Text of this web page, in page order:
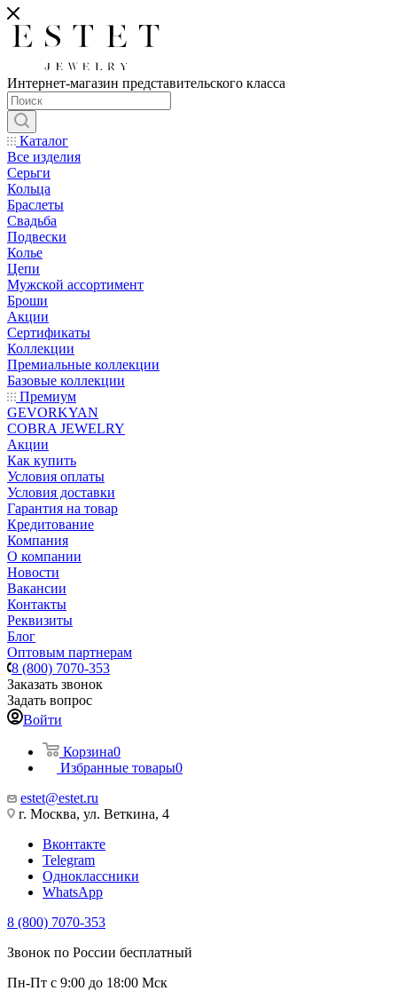
Интернет-магазин представительского класса
Каталог
Все изделия
Серьги
Кольца
Браслеты
Свадьба
Подвески
Колье
Цепи
Мужской ассортимент
Броши
Акции
Сертификаты
Коллекции
Премиальные коллекции
Базовые коллекции
Премиум
GEVORKYAN
COBRA JEWELRY
Акции
Как купить
Условия оплаты
Условия доставки
Гарантия на товар
Кредитование
Компания
О компании
Новости
Вакансии
Контакты
Реквизиты
Блог
Оптовым партнерам
8 (800) 7070-353
Заказать звонок
Задать вопрос
Войти
Корзина0
Избранные товары0
estet@estet.ru
г. Москва, ул. Веткина, 4
Вконтакте
Telegram
Одноклассники
WhatsApp
8 (800) 7070-353
Звонок по России бесплатный
Пн-Пт с 9:00 до 18:00 Мск